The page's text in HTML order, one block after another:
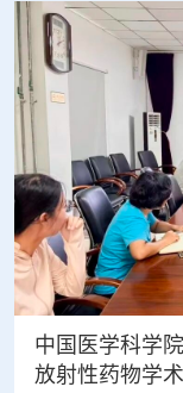
中国医学科学
放射性药物学